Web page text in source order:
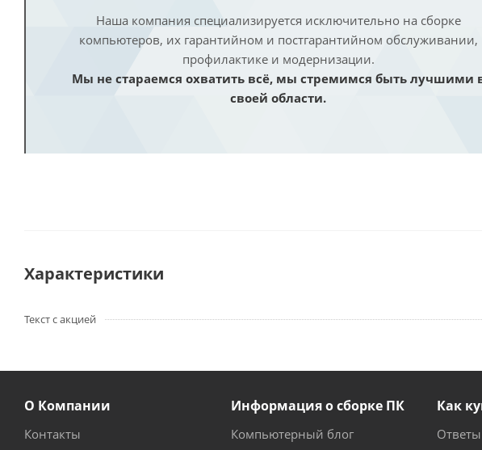
Наша компания специализируется исключительно на сборке
компьютеров, их гарантийном и постгарантийном обслуживании,
профилактике и модернизации.
Мы не стараемся охватить всё, мы стремимся быть лучшими
своей области.
Характеристики
Текст с акцией
О Компании
Контакты
Информация о сборке ПК
Компьютерный блог
Как